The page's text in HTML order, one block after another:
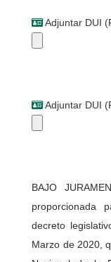
Adjuntar DUI
Adjuntar DUI
BAJO
proporcionada
decreto
Marzo de 2020,